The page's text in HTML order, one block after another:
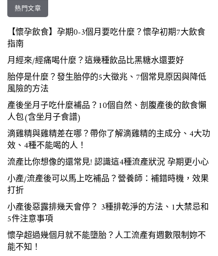
熱門文章
【懷孕飲食】孕期0-3個月要吃什麼？懷孕初期7大飲食
指南
月經來/經痛喝什麼？這幾種飲品比黑糖水還要好
胎停是什麼？發生胎停的5大徵兆、7個常見原因與降低
風險的方法
產後坐月子吃什麼補品？10個自然、剖腹產後的飲食懶
人包(含坐月子食譜)
滴雞精與雞精差在哪？帶你了解滴雞精的主成分、4大功
效、4種不能喝的人！
流產比你想像的還常見! 認識這4種流產狀況 孕期更小心
小產/流產後可以馬上吃補品？營養師：補錯時機，效果
打折
小產後惡露排幾天會停？ 3種排乾淨的方法、1大禁忌和
5件注意事項
懷孕超過幾個月就不能墮胎？人工流產有週數限制妳不
能不知！